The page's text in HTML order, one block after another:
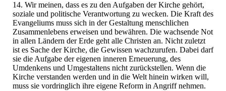
14. Wir meinen, dass es zu den Aufgaben der Kirche gehört,
soziale und politische Verantwortung zu wecken. Die Kraft des
Evangeliums muss sich in der Gestaltung menschlichen
Zusammenlebens erweisen und bewähren. Die wachsende Not
in allen Ländern der Erde geht alle Christen an. Nicht zuletzt
ist es Sache der Kirche, die Gewissen wachzurufen. Dabei darf
sie die Aufgabe der eigenen inneren Erneuerung, des
Umdenkens und Umgestaltens nicht zurückstellen. Wenn die
Kirche verstanden werden und in die Welt hinein wirken will,
muss sie vordringlich ihre eigene Reform in Angriff nehmen.